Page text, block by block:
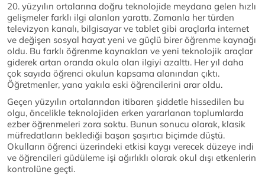
20. yüzyılın ortalarına doğru teknolojide meydana gelen hızlı
gelişmeler farklı ilgi alanları yarattı. Zamanla her türden
televizyon kanalı, bilgisayar ve tablet gibi araçlarla internet
ve değişen sosyal hayat yeni ve güçlü birer öğrenme kaynağı
oldu. Bu farklı öğrenme kaynakları ve yeni teknolojik araçlar
giderek artan oranda okula olan ilgiyi azalttı. Her yıl daha
çok sayıda öğrenci okulun kapsama alanından çıktı.
Öğretmenler, yana yakıla eski öğrencilerini arar oldu.
Geçen yüzyılın ortalarından itibaren şiddetle hissedilen bu
olgu, öncelikle teknolojiden erken yararlanan toplumlarda
ezber öğrenmeleri zora soktu. Bunun sonucu olarak, klasik
müfredatların beklediği başarı şaşırtıcı biçimde düştü.
Okulların öğrenci üzerindeki etkisi kaygı verecek düzeye indi
ve öğrencileri güdüleme işi ağırlıklı olarak okul dışı etkenlerin
kontrolüne geçti.